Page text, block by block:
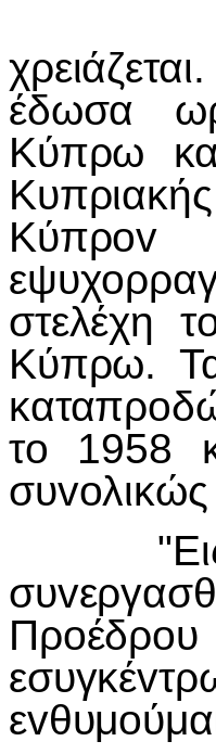
ΑΠ:
έδωσα
Κύπρω
Κύπρov
στελέχη
Κύπρω.
τo 1958
"Εις